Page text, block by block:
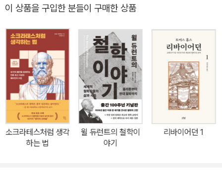
통찰은 오늘날 부와 리더십의 본질을 고민하는 독자들에게 가장 현실
서양 고전의 기반을 마련했다. 주요 번역서로는 『일리아스』 『오뒷세
이아』 『아이스퀼로스 비극전집』 『소포클레스 비극전집』 『에우리피데
스 비극전집』 『아리스토파네스 희극전집』, 플라톤 전집, 아리스토텔
레스의 『니코마코스 윤리학』 『정치학』 『수사학/시학』, 헤로도토스의
『역사』, 투퀴디데스의 『펠로폰네소스전쟁사』, 크세노폰의 『페르시아
원정기』 등 다수가 있으며, 주요 저서로 『그리스 비극의 이해』 등이
있다. 2022년 12월 향년 83세를 일기로 별세했다.
테네의 민주주의가 쇠퇴하고 있음을 상징적으로 보여주는 사건이었
다. 장터의 철학자 소크라테스는 그렇게 사형을 당했다. 이것은 부당
한 것이며, 소크라테스의 종교관과 교육관은 건전하다는 것을 아테네
시민에게 알려야 한다고 소크라테스의 제자들은 생각했을 것이다. 그
의 제자였던 플라톤과 크세노폰은 동일한 제목의 글을 남겼다. 그들
은 저마다 소크라테스의 발자취를 『향연』과 『소크라테스의 변론』에
담았다. 그래서 서로 비교되기도 한다. 크세노폰이 그리는 소크라테
스는 플라톤이 그리는 소크라테스보다 현실적이며, 그래서 실제 소크
라테스에 더 가깝다는 평을 받는다. 이 책은 크세노폰의『소크라테스
회상록』 『향연』 『소크라테스의 변론』을 한 권으로 묶었다. 다른 텍스
이 상품을 구입한 분들이 구매한 상품
소크라테스처럼 생각
하는 법
윌 듀런트의 철학이
야기
리바이어던 1